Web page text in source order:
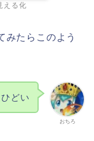
える化
みたらこのよう
おちろ
どい